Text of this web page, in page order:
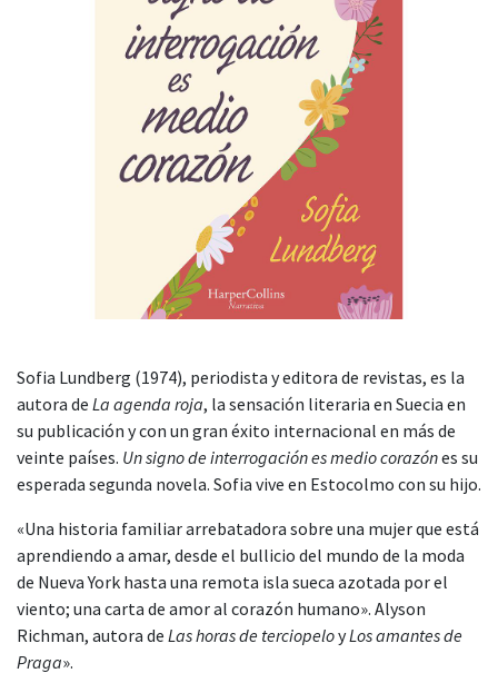
Sofia Lundberg (1974), periodista y editora de revistas, es la
autora de La agenda roja, la sensación literaria en Suecia en
su publicación y con un gran éxito internacional en más de
veinte países. Un signo de interrogación es medio corazónes su
esperada segunda novela. Sofia vive en Estocolmo con su hijo.
«Una historia familiar arrebatadora sobre una mujer que está
aprendiendo a amar, desde el bullicio del mundo de la moda
de Nueva York hasta una remota isla sueca azotada por el
viento; una carta de amor al corazón humano». Alyson
Richman, autora de Las horas de terciopeloyLos amantes de
Praga».